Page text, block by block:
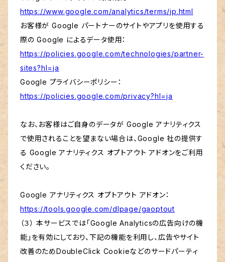
https://www.google.com/analytics/terms/jp.html
お客様が Google パートナーのサイトやアプリを使用する
際の Google によるデータ使用：
https://policies.google.com/technologies/partner-
sites?hl=ja
Google プライバシーポリシー：
https://policies.google.com/privacy?hl=ja
なお、お客様はご自身のデータが Google アナリティクス
で使用されることを望まない場合は、Google 社の提供す
る Google アナリティクス オプトアウト アドオンをご利用
ください。
Google アナリティクス オプトアウト アドオン：
https://tools.google.com/dlpage/gaoptout
（３） 本サービスでは「Google Analyticsの広告向けの機
能」を有効にしており、下記の機能を利用し、広告やサイト
改善のためDoubleClick Cookieなどのサードパーティ